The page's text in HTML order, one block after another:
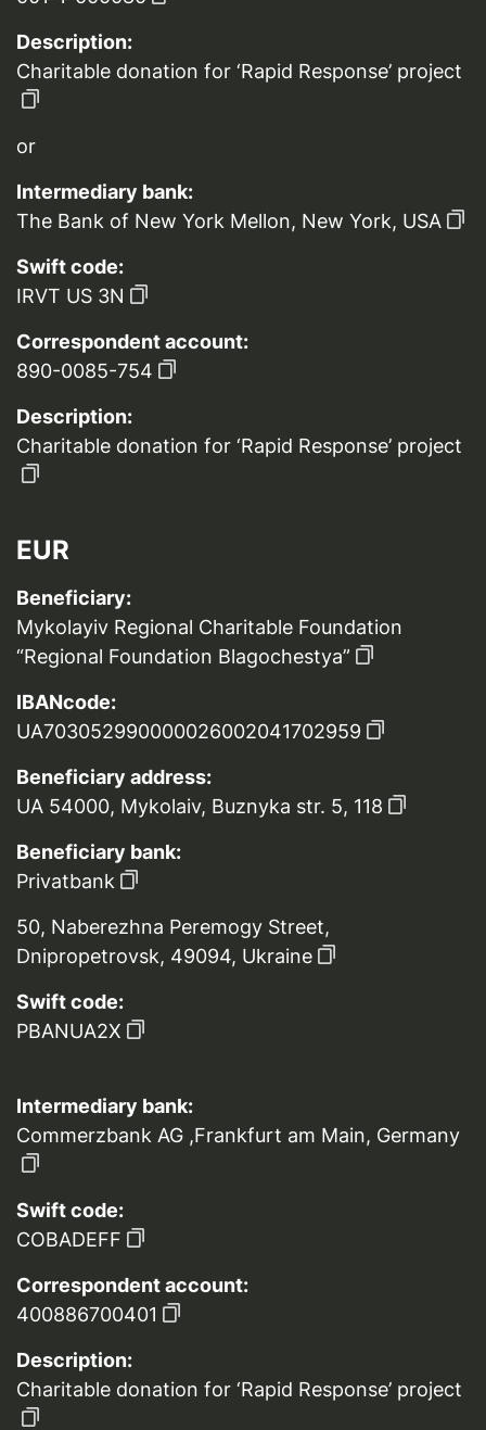
Description:
Charitable donation for ‘Rapid Response’ project
or
Intermediary bank:
The Bank of New York Mellon, New York, USA
Swift code:
IRVT US 3N
Correspondent account:
890-0085-754
Description:
Charitable donation for ‘Rapid Response’ project
EUR
Beneficiary:
Mykolayiv Regional Charitable Foundation
“Regional Foundation Blagochestya”
IBANcode:
UA703052990000026002041702959
Beneficiary address:
UA 54000, Mykolaiv, Buznyka str. 5, 118
Beneficiary bank:
Privatbank
50, Naberezhna Peremogy Street,
Dnipropetrovsk, 49094, Ukraine
Swift code:
PBANUA2X
Intermediary bank:
Commerzbank AG ,Frankfurt am Main, Germany
Swift code:
COBADEFF
Correspondent account:
400886700401
Description:
Charitable donation for ‘Rapid Response’ project